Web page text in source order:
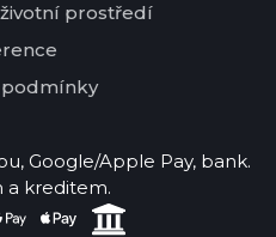
prostředí
Google/Apple Pay, bank.
a kreditem.